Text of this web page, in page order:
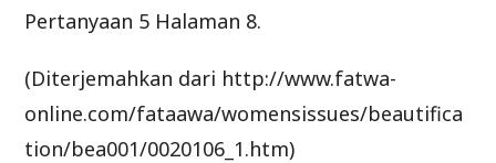
Pertanyaan 5 Halaman 8.
(Diterjemahkan dari http://www.fatwa-
online.com/fataawa/womensissues/beautifica
tion/bea001/0020106_1.htm)